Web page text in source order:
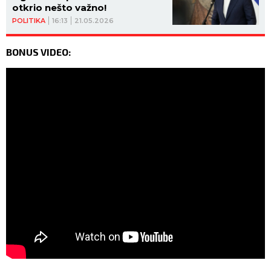
POLITIKA 16:13 21.05.2026
otkrio nešto važno!
BONUS VIDEO: